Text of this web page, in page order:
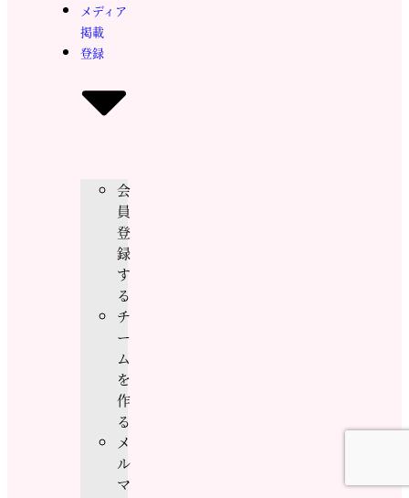
メディア
掲載
登録
会
員
登
録
す
る
チ
ー
ム
を
作
る
メ
ル
マ